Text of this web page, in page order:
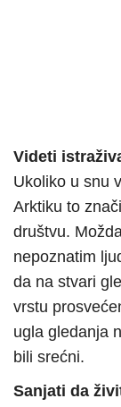
Videti
Ukoliko u snu
Arktiku to
društvu.
nepoznatim
da na stvari
vrstu
ugla gledanja
bili srećni.
Sanjati da